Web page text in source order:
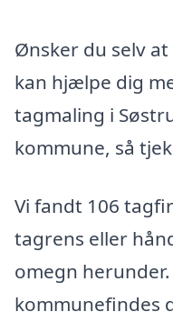
Ønsker du selv
kan hjælpe dig
tagmaling i
kommune, så
Vi fandt 106
tagrens eller
omegn
kommunefindes